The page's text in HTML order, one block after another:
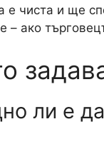
е чиста и ще
– ако
ли е